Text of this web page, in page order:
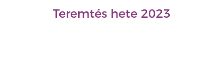
Teremtés hete 2023